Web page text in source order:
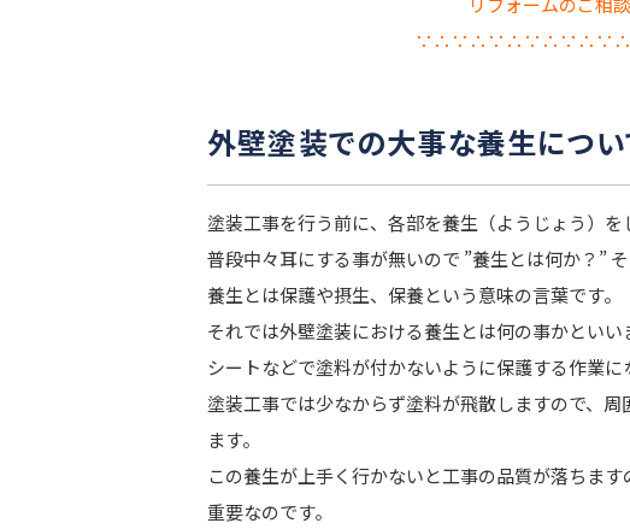
外壁塗装での大事な養生につい
塗装工事を行う前に、各部を養生（ようじょう）を
普段中々耳にする事が無いので ”養生とは何か？”
養生とは保護や摂生、保養という意味の言葉です。
それでは外壁塗装における養生とは何の事かとい
シートなどで塗料が付かないように保護する作業に
塗装工事では少なからず塗料が飛散しますので、
ます。
この養生が上手く行かないと工事の品質が落ちま
重要なのです。